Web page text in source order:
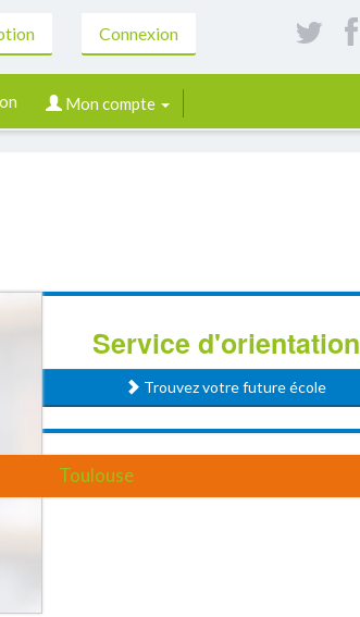
Connexion
Mon compte
Service d'orientation
Trouvez votre future école
Toulouse